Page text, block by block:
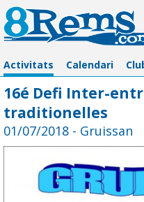
16é Defi Inter-
traditionelles
01/07/2018 - Gruissan
Activitats Calendari